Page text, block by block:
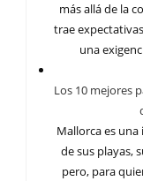
más allá de la
trae
una
Los 10 mejores
Mallorca es una
de sus playas,
pero, para